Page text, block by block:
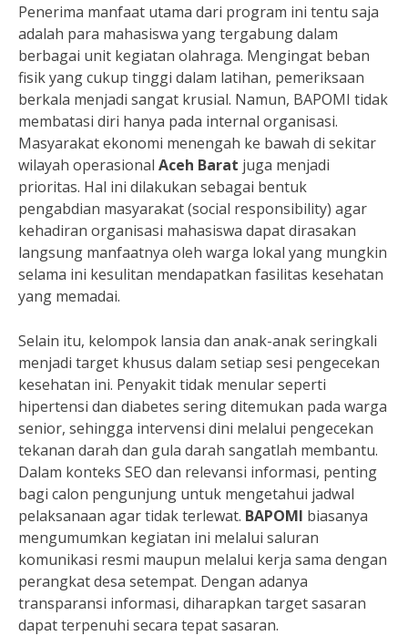
Penerima manfaat utama dari program ini tentu saja
adalah para mahasiswa yang tergabung dalam
berbagai unit kegiatan olahraga. Mengingat beban
fisik yang cukup tinggi dalam latihan, pemeriksaan
berkala menjadi sangat krusial. Namun, BAPOMI tidak
membatasi diri hanya pada internal organisasi.
Masyarakat ekonomi menengah ke bawah di sekitar
wilayah operasional Aceh Barat juga menjadi
prioritas. Hal ini dilakukan sebagai bentuk
pengabdian masyarakat (social responsibility) agar
kehadiran organisasi mahasiswa dapat dirasakan
langsung manfaatnya oleh warga lokal yang mungkin
selama ini kesulitan mendapatkan fasilitas kesehatan
yang memadai.
Selain itu, kelompok lansia dan anak-anak seringkali
menjadi target khusus dalam setiap sesi pengecekan
kesehatan ini. Penyakit tidak menular seperti
hipertensi dan diabetes sering ditemukan pada warga
senior, sehingga intervensi dini melalui pengecekan
tekanan darah dan gula darah sangatlah membantu.
Dalam konteks SEO dan relevansi informasi, penting
bagi calon pengunjung untuk mengetahui jadwal
pelaksanaan agar tidak terlewat. BAPOMI biasanya
mengumumkan kegiatan ini melalui saluran
komunikasi resmi maupun melalui kerja sama dengan
perangkat desa setempat. Dengan adanya
transparansi informasi, diharapkan target sasaran
dapat terpenuhi secara tepat sasaran.